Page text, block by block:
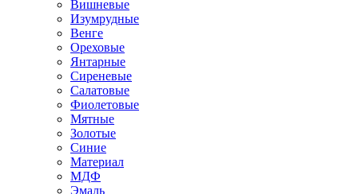
Вишневые
Изумрудные
Венге
Ореховые
Янтарные
Сиреневые
Салатовые
Фиолетовые
Мятные
Золотые
Синие
Материал
МДФ
Эмаль